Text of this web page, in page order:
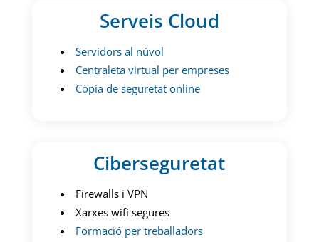
Serveis Cloud
Servidors al núvol
Centraleta virtual per empreses
Còpia de seguretat online
Ciberseguretat
Firewalls i VPN
Xarxes wifi segures
Formació per treballadors